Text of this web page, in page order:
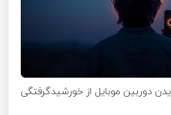
دوربین موبایل از خورشیدگرفتگی